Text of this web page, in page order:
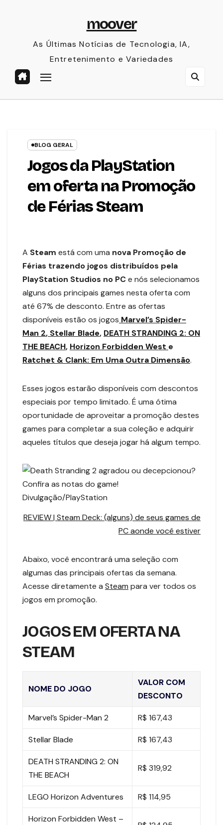
moover
As Últimas Notícias de Tecnologia, IA,
Entretenimento e Variedades
BLOG GERAL
Jogos da PlayStation
em oferta na Promoção
de Férias Steam
A Steam está com uma nova Promoção de
Férias trazendo jogos distribuídos pela
PlayStation Studios no PCe nós selecionamos
alguns dos principais games nesta oferta com
até 67% de desconto. Entre as ofertas
disponíveis estão os jogos Marvel’s Spider-
Man 2, Stellar Blade, DEATH STRANDING 2: ON
THE BEACH, Horizon Forbidden West e
Ratchet & Clank: Em Uma Outra Dimensão.
Esses jogos estarão disponíveis com descontos
especiais por tempo limitado. É uma ótima
oportunidade de aproveitar a promoção destes
games para completar a sua coleção e adquirir
aqueles títulos que deseja jogar há algum tempo.
Divulgação/PlayStation
REVIEW | Steam Deck: (alguns) de seus games de
PC aonde você estiver
Abaixo, você encontrará uma seleção com
algumas das principais ofertas da semana.
Acesse diretamente a Steam para ver todos os
jogos em promoção.
JOGOS EM OFERTA NA
STEAM
NOME DO JOGO
VALOR COM
DESCONTO
Marvel’s Spider-Man 2 R$ 167,43
Stellar Blade R$ 167,43
DEATH STRANDING 2: ON
THE BEACH
R$ 319,92
LEGO Horizon Adventures R$ 114,95
Horizon Forbidden West –